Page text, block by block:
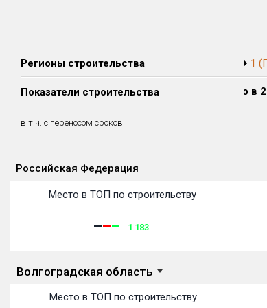
Регионы строительства 1
Показатели строительства
в т.ч. с переносом сроков
Сдано в 2018
0 м²
Сдано в 2019
0 м²
Сдано в
Российская Федерация
Место в ТОП по строительству
1 183
Волгоградская область
Место в ТОП по строительству